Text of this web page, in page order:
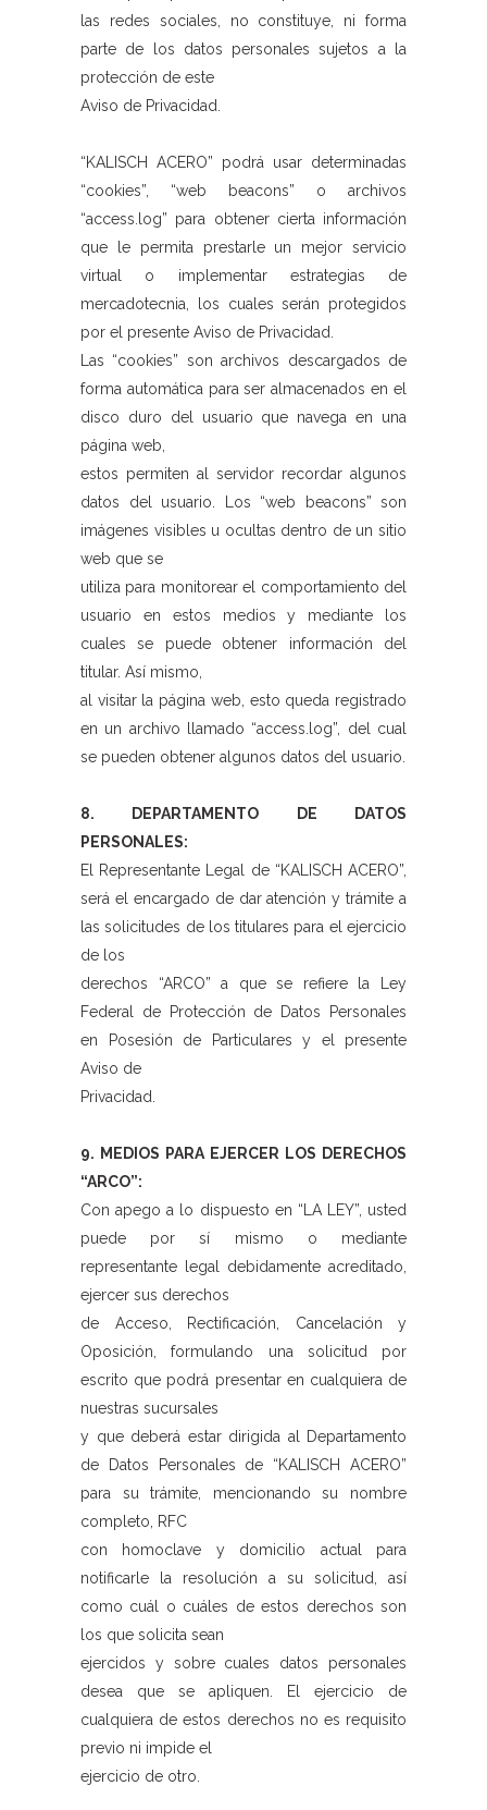
las redes sociales, no constituye, ni forma
parte de los datos personales sujetos a la
protección de este
Aviso de Privacidad.
“KALISCH ACERO” podrá usar determinadas
“cookies”, “web beacons” o archivos
“access.log” para obtener cierta información
que le permita prestarle un mejor servicio
virtual o implementar estrategias de
mercadotecnia, los cuales serán protegidos
por el presente Aviso de Privacidad.
Las “cookies” son archivos descargados de
forma automática para ser almacenados en el
disco duro del usuario que navega en una
página web,
estos permiten al servidor recordar algunos
datos del usuario. Los “web beacons” son
imágenes visibles u ocultas dentro de un sitio
web que se
utiliza para monitorear el comportamiento del
usuario en estos medios y mediante los
cuales se puede obtener información del
titular. Así mismo,
al visitar la página web, esto queda registrado
en un archivo llamado “access.log”, del cual
se pueden obtener algunos datos del usuario.
8. DEPARTAMENTO DE DATOS
PERSONALES:
El Representante Legal de “KALISCH ACERO”,
será el encargado de dar atención y trámite a
las solicitudes de los titulares para el ejercicio
de los
derechos “ARCO” a que se refiere la Ley
Federal de Protección de Datos Personales
en Posesión de Particulares y el presente
Aviso de
Privacidad.
9. MEDIOS PARA EJERCER LOS DERECHOS
“ARCO”:
Con apego a lo dispuesto en “LA LEY”, usted
puede por sí mismo o mediante
representante legal debidamente acreditado,
ejercer sus derechos
de Acceso, Rectificación, Cancelación y
Oposición, formulando una solicitud por
escrito que podrá presentar en cualquiera de
nuestras sucursales
y que deberá estar dirigida al Departamento
de Datos Personales de “KALISCH ACERO”
para su trámite, mencionando su nombre
completo, RFC
con homoclave y domicilio actual para
notificarle la resolución a su solicitud, así
como cuál o cuáles de estos derechos son
los que solicita sean
ejercidos y sobre cuales datos personales
desea que se apliquen. El ejercicio de
cualquiera de estos derechos no es requisito
previo ni impide el
ejercicio de otro.